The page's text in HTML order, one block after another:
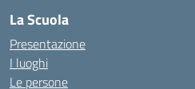
La Scuola
Presentazione
I luoghi
Le persone